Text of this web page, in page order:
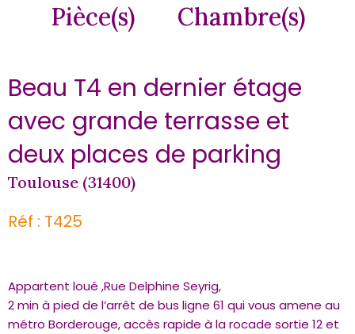
Pièce(s) Chambre(s)
Beau T4 en dernier étage
avec grande terrasse et
deux places de parking
Toulouse (31400)
Réf : T425
Appartent loué ,Rue Delphine Seyrig,
2 min à pied de l’arrêt de bus ligne 61 qui vous amene au
métro Borderouge, accès rapide à la rocade sortie 12 et